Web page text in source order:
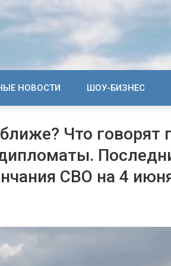
НОВОСТИ ШОУ-БИЗНЕС
Что говорят
СВО на 4